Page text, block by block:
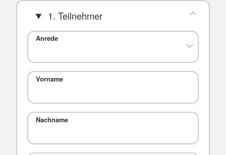
1. Teilnehmer
Anrede
Vorname
Nachname